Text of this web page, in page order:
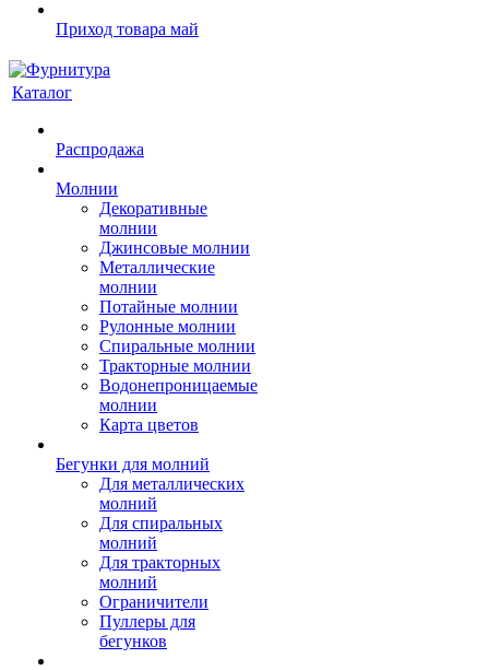
Приход товара май
Каталог
Распродажа
Молнии
Декоративные
молнии
Джинсовые молнии
Металлические
молнии
Потайные молнии
Рулонные молнии
Спиральные молнии
Тракторные молнии
Водонепроницаемые
молнии
Карта цветов
Бегунки для молний
Для металлических
молний
Для спиральных
молний
Для тракторных
молний
Ограничители
Пуллеры для
бегунков